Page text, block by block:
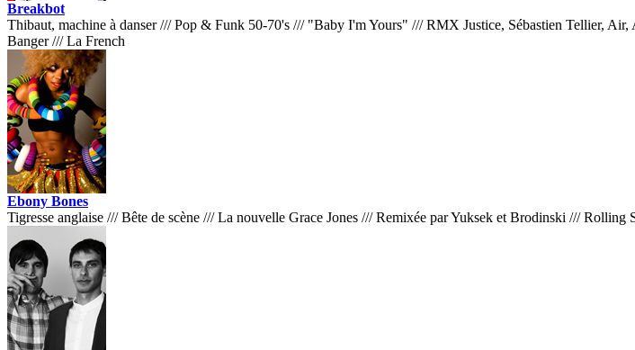
Breakbot
Thibaut, machine à danser///Pop & Funk 50-70's ///"Baby I'm Yours" ///RMX Justice, Sébastien Tellier,
Banger///La French
Ebony Bones
Tigresse anglaise ///Bête de scène ///La nouvelle Grace Jones ///Remixée par Yuksek et Brodinski ///Rolling